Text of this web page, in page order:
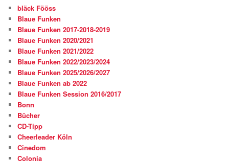
bläck Fööss
Blaue Funken
Blaue Funken 2017-2018-2019
Blaue Funken 2020/2021
Blaue Funken 2021/2022
Blaue Funken 2022/2023/2024
Blaue Funken 2025/2026/2027
Blaue Funken ab 2022
Blaue Funken Session 2016/2017
Bonn
Bücher
CD-Tipp
Cheerleader Köln
Cinedom
Colonia